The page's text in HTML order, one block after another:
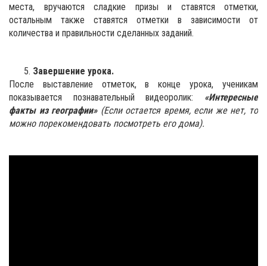
места, вручаются сладкие призы и ставятся отметки,
остальным также ставятся отметки в зависимости от
количества и правильности сделанных заданий.
Завершение урока.
После выставление отметок, в конце урока, ученикам
показывается познавательный видеоролик: «Интересные
факты из географии» (Если остается время, если же нет, то
можно порекомендовать посмотреть его дома).